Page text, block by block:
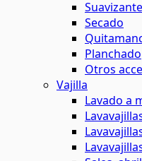
Secado
Planchado
Otros
Vajilla
Lavado a